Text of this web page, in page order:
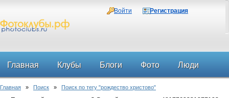
Войти Регистрация
Главная Клубы Блоги Фото Люди
Форум
Главная » Поиск » Поиск по тегу "рождество христово"